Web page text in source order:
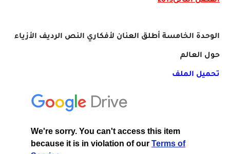
الوحدة الخامسة أطلق العنان لأفكاري النص الرديف الأزياء
حول العالم
تحميل الملف